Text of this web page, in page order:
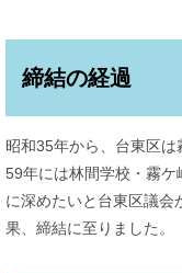
締結の経過
昭和35年から、台東区
59年には林間学校・霧
に深めたいと台東区議会
果、締結に至りました。